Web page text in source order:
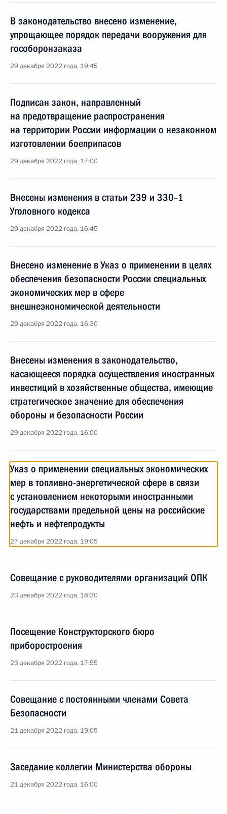
В законодательство внесено изменение,
упрощающее порядок передачи вооружения для
гособоронзаказа
29 декабря 2022 года, 19:45
Подписан закон, направленный
на предотвращение распространения
на территории России информации о незаконном
изготовлении боеприпасов
29 декабря 2022 года, 17:00
Внесены изменения в статьи 239 и 330–1
Уголовного кодекса
29 декабря 2022 года, 16:45
Внесено изменение в Указ о применении в целях
обеспечения безопасности России специальных
экономических мер в сфере
внешнеэкономической деятельности
29 декабря 2022 года, 16:30
Внесены изменения в законодательство,
касающееся порядка осуществления иностранных
инвестиций в хозяйственные общества, имеющие
стратегическое значение для обеспечения
обороны и безопасности России
29 декабря 2022 года, 16:00
Указ о применении специальных экономических
мер в топливно-энергетической сфере в связи
с установлением некоторыми иностранными
государствами предельной цены на российские
нефть и нефтепродукты
27 декабря 2022 года, 19:05
Совещание с руководителями организаций ОПК
23 декабря 2022 года, 18:30
Посещение Конструкторского бюро
приборостроения
23 декабря 2022 года, 17:55
Совещание с постоянными членами Совета
Безопасности
21 декабря 2022 года, 19:05
Заседание коллегии Министерства обороны
21 декабря 2022 года, 16:00